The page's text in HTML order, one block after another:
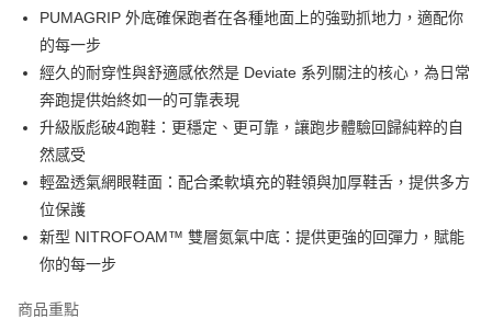
單筆訂單淨值滿$399可享免運費優惠
每筆HK$30.00，滿HK$399.00或以上免運費
滿$599可享澳門免運費優惠
PUMAGRIP 外底確保跑者在各種地面上的強勁抓地力，適配你
的每一步
經久的耐穿性與舒適感依然是 Deviate 系列關注的核心，為日常
奔跑提供始終如一的可靠表現
升級版彪破4跑鞋：更穩定、更可靠，讓跑步體驗回歸純粹的自
然感受
輕盈透氣網眼鞋面：配合柔軟填充的鞋領與加厚鞋舌，提供多方
位保護
新型 NITROFOAM™ 雙層氮氣中底：提供更強的回彈力，賦能
你的每一步
商品重點